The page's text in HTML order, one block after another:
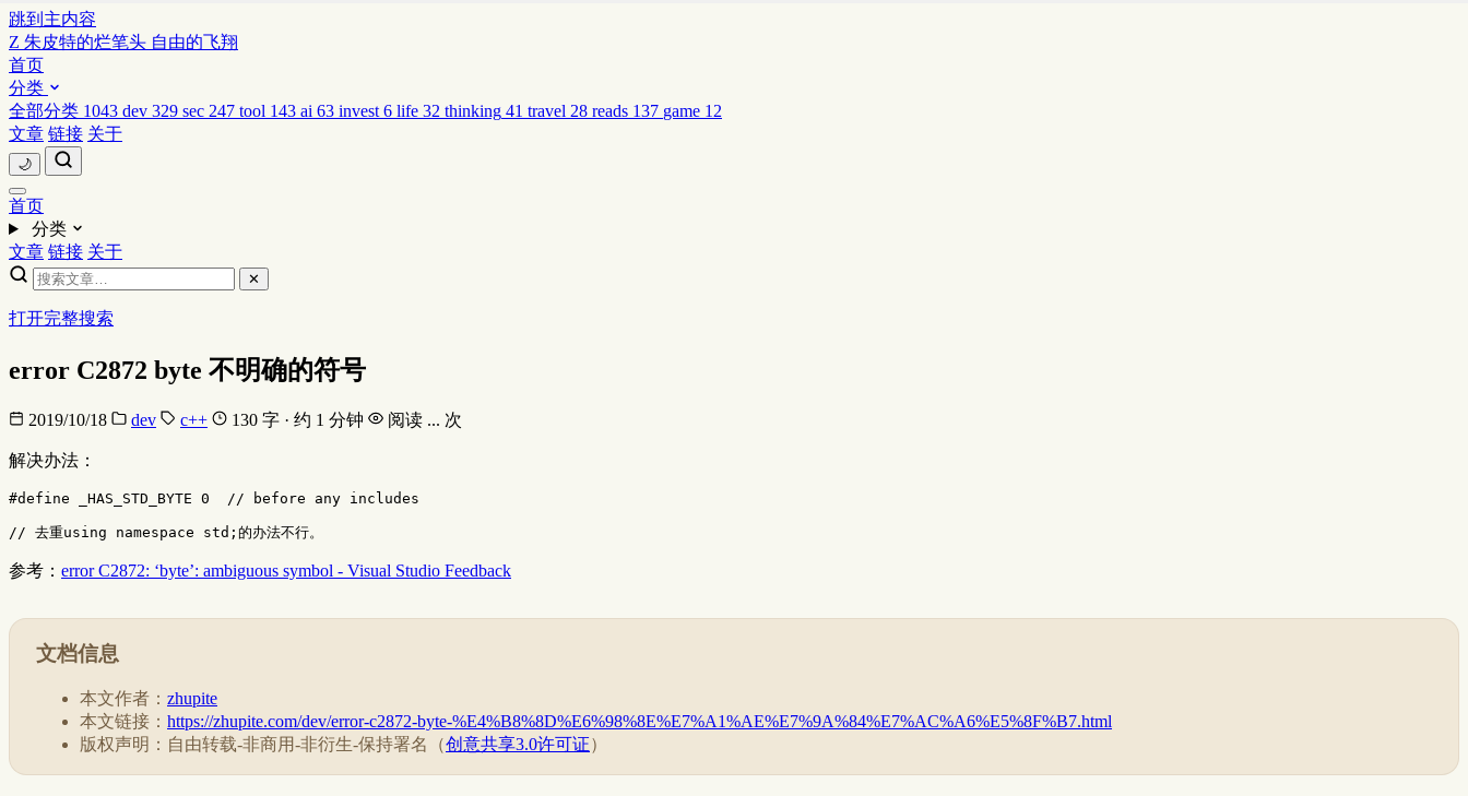
跳到主内容
Z 朱皮特的烂笔头 自由的飞翔
首页
分类
全部分类 1043 dev 329 sec 247 tool 143 ai 63 invest 6 life 32 thinking 41 travel 28 reads 137 game 12
文章 链接 关于
🌙
首页
分类
文章 链接 关于
✕
打开完整搜索
error C2872 byte 不明确的符号
2019/10/18 dev c++ 130 字 · 约 1 分钟 阅读 ... 次
解决办法：
// 去重using namespace std;的办法不行。
参考： error C2872: ‘byte’: ambiguous symbol - Visual Studio Feedback
文档信息
本文作者： zhupite
本文链接： https://zhupite.com/dev/error-c2872-byte-%E4%B8%8D%E6%98%8E%E7%A1%AE%E7%9A%84%E7%AC%A6%E5%8F%B7.html
版权声明：自由转载-非商用-非衍生-保持署名（创意共享3.0许可证）